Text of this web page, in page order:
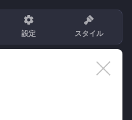
設定 スタイル